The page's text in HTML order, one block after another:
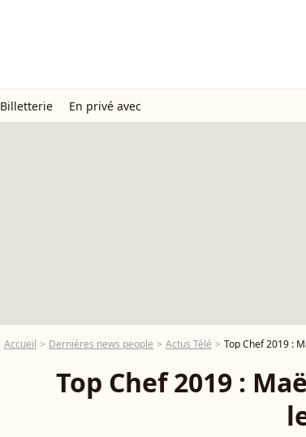
Billetterie En privé avec
Accueil Dernières news people Actus Télé Top Chef 2019 :
Top Chef 2019 :